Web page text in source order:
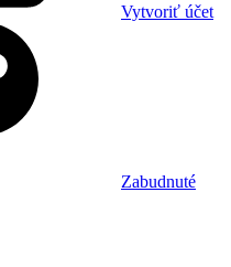
Vytvoriť účet
Zabudnuté